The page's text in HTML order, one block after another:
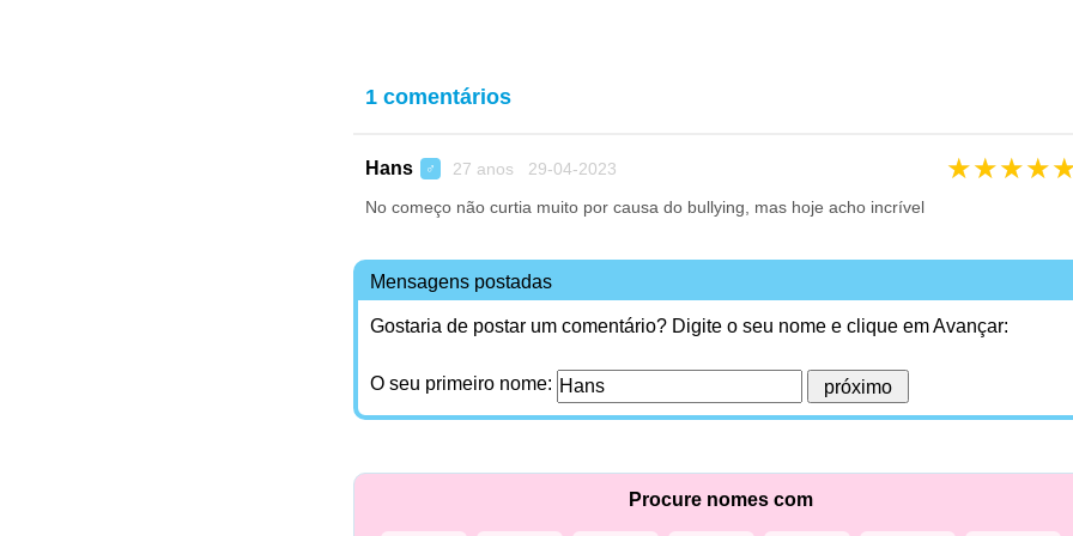
1 comentários
Hans ♂ 27 anos 29-04-2023 ★★★★
No começo não curtia muito por causa do bullying, mas hoje acho incrível
Mensagens postadas
Gostaria de postar um comentário? Digite o seu nome e clique em Avançar:
O seu primeiro nome:
Procure nomes com